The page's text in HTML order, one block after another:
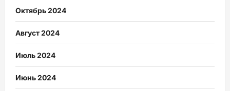
Октябрь 2024
Август 2024
Июль 2024
Июнь 2024